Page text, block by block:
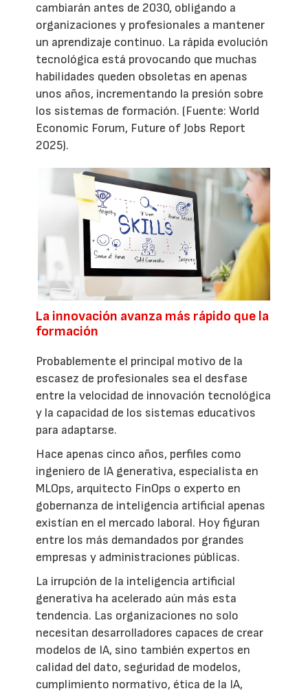
cambiarán antes de 2030, obligando a
organizaciones y profesionales a mantener
un aprendizaje continuo. La rápida evolución
tecnológica está provocando que muchas
habilidades queden obsoletas en apenas
unos años, incrementando la presión sobre
los sistemas de formación. (Fuente: World
Economic Forum, Future of Jobs Report
2025).
La innovación avanza más rápido que la
formación
Probablemente el principal motivo de la
escasez de profesionales sea el desfase
entre la velocidad de innovación tecnológica
y la capacidad de los sistemas educativos
para adaptarse.
Hace apenas cinco años, perfiles como
ingeniero de IA generativa, especialista en
MLOps, arquitecto FinOps o experto en
gobernanza de inteligencia artificial apenas
existían en el mercado laboral. Hoy figuran
entre los más demandados por grandes
empresas y administraciones públicas.
La irrupción de la inteligencia artificial
generativa ha acelerado aún más esta
tendencia. Las organizaciones no solo
necesitan desarrolladores capaces de crear
modelos de IA, sino también expertos en
calidad del dato, seguridad de modelos,
cumplimiento normativo, ética de la IA,